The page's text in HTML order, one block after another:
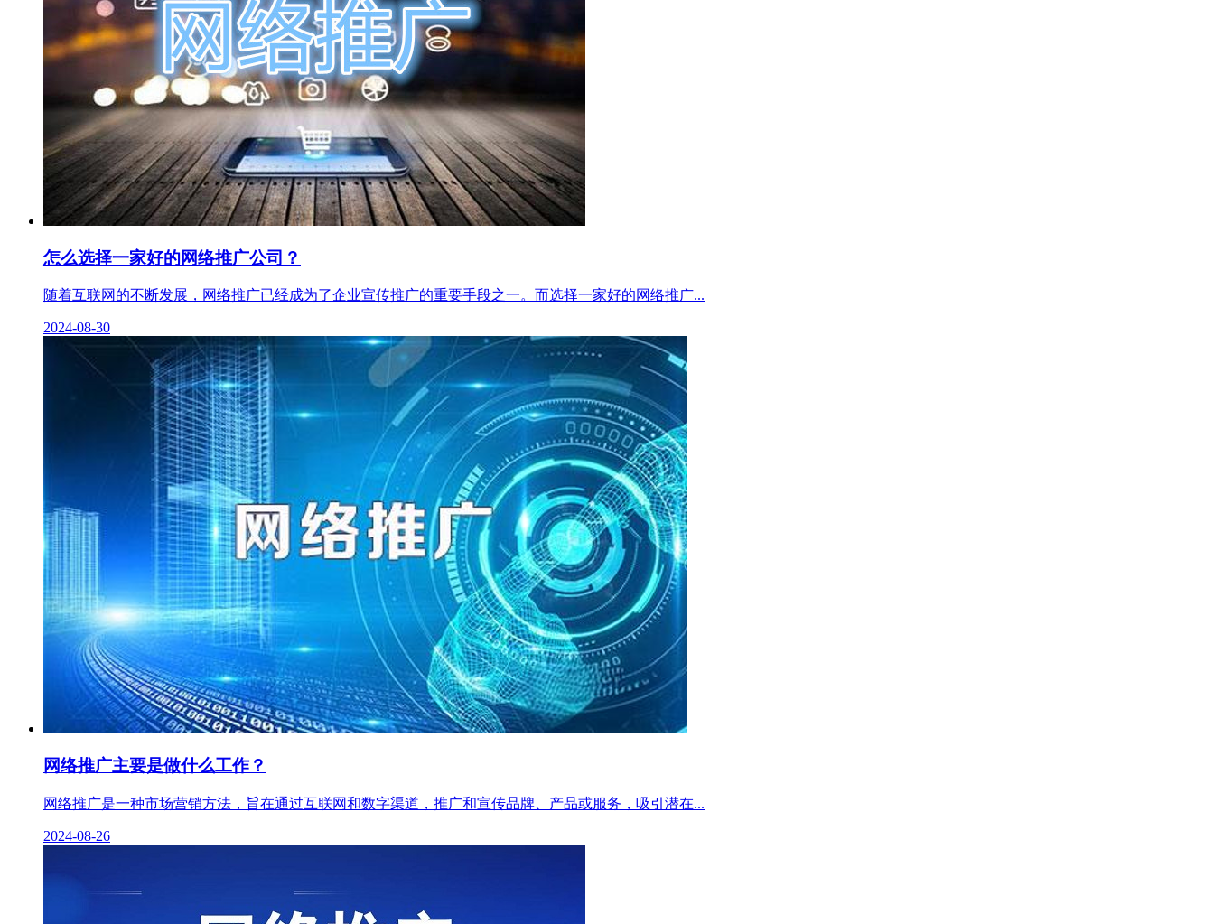
怎么选择一家好的网络推广公司？
随着互联网的不断发展，网络推广已经成为了企业宣传推广的重要手段之一。而选择一家好的网络推广...
2024-08-30
网络推广主要是做什么工作？
网络推广是一种市场营销方法，旨在通过互联网和数字渠道，推广和宣传品牌、产品或服务，吸引潜在...
2024-08-26